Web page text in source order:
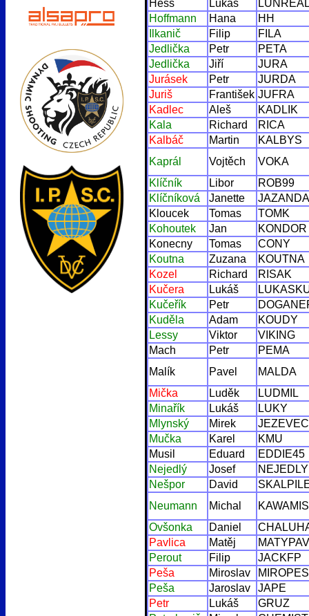
Hess
Lukáš
Hoffmann
Hana
HH
Ilkanič
Filip
FILA
Jedlička
Petr
PETA
Jedlička
Jiří
JURA
Jurásek
Petr
JURDA
Juriš
František JUFRA
Kadlec
Aleš
KADLIK
Kala
Richard
RICA
Kalbáč
Martin
KALBYS
Kaprál
Vojtěch
VOKA
Klíčník
Libor
ROB99
Klíčníková
Janette
JAZANDA
Kloucek
Tomas
TOMK
Kohoutek
Jan
KONDOR
Konecny
Tomas
CONY
Koutna
Zuzana
KOUTNA
Kozel
Richard
RISAK
Kučera
Lukáš
Kučeřík
Petr
Kuděla
Adam
KOUDY
Lessy
Viktor
VIKING
Mach
Petr
PEMA
Malík
Pavel
MALDA
Mička
Luděk
LUDMIL
Minařík
Lukáš
LUKY
Mlynský
Mirek
JEZEVEC
Mučka
Karel
KMU
Musil
Eduard
EDDIE45
Nejedlý
Josef
NEJEDLY
Nešpor
David
Neumann
Michal
Ovšonka
Daniel
Pavlica
Matěj
MATYPAV
Perout
Filip
JACKFP
Peša
Miroslav
MIROPES
Peša
Jaroslav
JAPE
Petr
Lukáš
GRUZ